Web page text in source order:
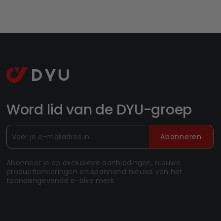
Word lid van de DYU-groep
Abonneer je op exclusieve aanbiedingen, nieuwe
productlanceringen en spannend nieuws van het
toonaangevende e-bike merk.
Abonneren